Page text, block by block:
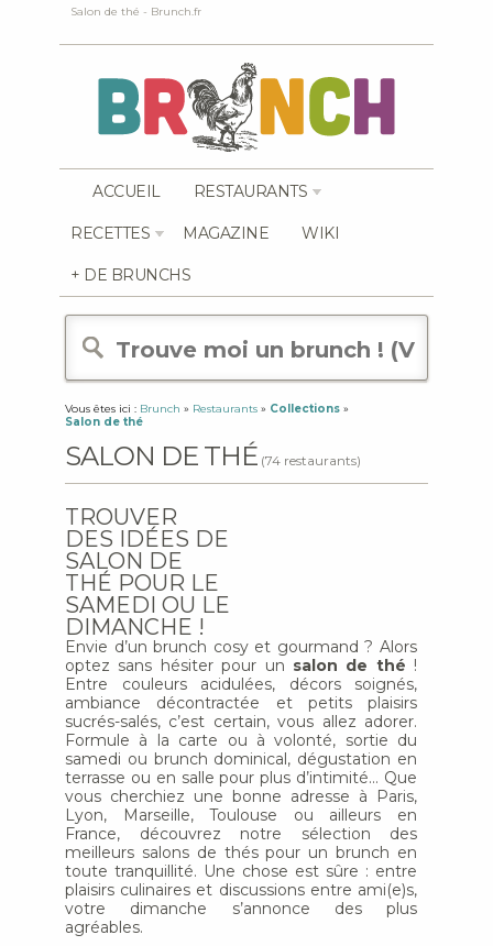
Salon de thé - Brunch.fr
ACCUEIL RESTAURANTS
RECETTES MAGAZINE WIKI
+ DE BRUNCHS
Vous êtes ici : Brunch » Restaurants » Collections »
Salon de thé
SALON DE THÉ (74 restaurants)
TROUVER
DES IDÉES DE
SALON DE
THÉ POUR LE
SAMEDI OU LE
DIMANCHE !
Envie d’un brunch cosy et gourmand ? Alors
optez sans hésiter pour un salon de thé !
Entre couleurs acidulées, décors soignés,
ambiance décontractée et petits plaisirs
sucrés-salés, c’est certain, vous allez adorer.
Formule à la carte ou à volonté, sortie du
samedi ou brunch dominical, dégustation en
terrasse ou en salle pour plus d’intimité… Que
vous cherchiez une bonne adresse à Paris,
Lyon, Marseille, Toulouse ou ailleurs en
France, découvrez notre sélection des
meilleurs salons de thés pour un brunch en
toute tranquillité. Une chose est sûre : entre
plaisirs culinaires et discussions entre ami(e)s,
votre dimanche s’annonce des plus
agréables.